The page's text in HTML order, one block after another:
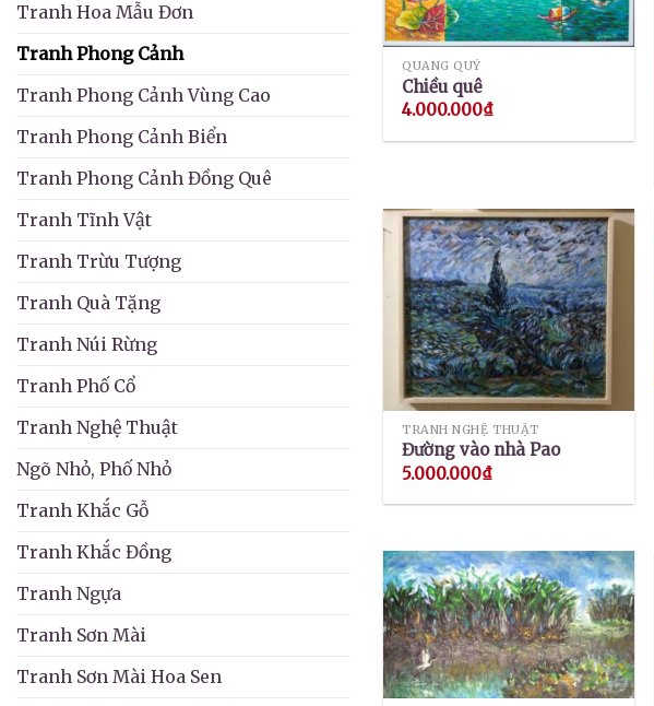
Tranh Hoa Mẫu Đơn
Tranh Phong Cảnh
Tranh Phong Cảnh Vùng Cao
Tranh Phong Cảnh Biển
Tranh Phong Cảnh Đồng Quê
Tranh Tĩnh Vật
Tranh Trừu Tượng
Tranh Quà Tặng
Tranh Núi Rừng
Tranh Phố Cổ
Tranh Nghệ Thuật
Ngõ Nhỏ, Phố Nhỏ
Tranh Khắc Gỗ
Tranh Khắc Đồng
Tranh Ngựa
Tranh Sơn Mài
Tranh Sơn Mài Hoa Sen
QUANG QUÝ
Chiều quê
4.000.000₫
TRANH NGHỆ THUẬT
Đường vào nhà Pao
5.000.000₫